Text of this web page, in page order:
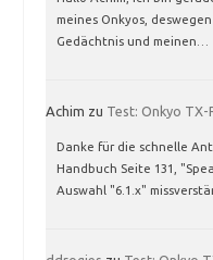
meines Onkyos,
Gedächtnis und meinen…
Achim zu Test: Onkyo TX-
Danke für die schnelle
Handbuch Seite 131,
Auswahl "6.1.x"